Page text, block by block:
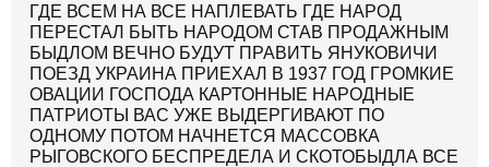
ГДЕ ВСЕМ НА ВСЕ НАПЛЕВАТЬ ГДЕ НАРОД
ПЕРЕСТАЛ БЫТЬ НАРОДОМ СТАВ ПРОДАЖНЫМ
БЫДЛОМ ВЕЧНО БУДУТ ПРАВИТЬ ЯНУКОВИЧИ
ПОЕЗД УКРАИНА ПРИЕХАЛ В 1937 ГОД ГРОМКИЕ
ОВАЦИИ ГОСПОДА КАРТОННЫЕ НАРОДНЫЕ
ПАТРИОТЫ ВАС УЖЕ ВЫДЕРГИВАЮТ ПО
ОДНОМУ ПОТОМ НАЧНЕТСЯ МАССОВКА
РЫГОВСКОГО БЕСПРЕДЕЛА И СКОТОБЫДЛА ВСЕ